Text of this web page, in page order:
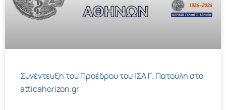
Συνέντευξη του Προέδρου του ΙΣΑ Γ. Πατούλη στο
atticahorizon.gr